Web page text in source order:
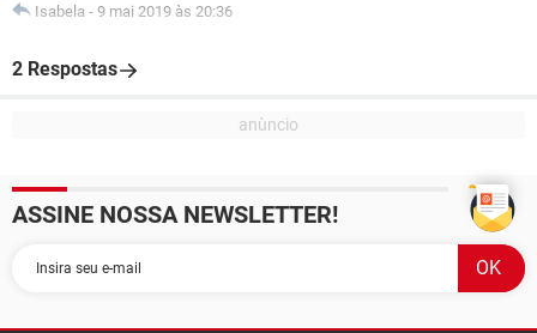
Isabela - 9 mai 2019 às 20:36
2 Respostas
ASSINE NOSSA NEWSLETTER!